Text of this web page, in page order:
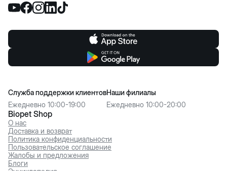
Biopet Shop
О нас
Доставка и возврат
Политика конфиденциальности
Пользовательское соглашение
Жалобы и предложения
Блоги
Служба поддержки клиентов
Ежедневно 10:00-19:00
Наши филиалы
Ежедневно 10:00-20:00